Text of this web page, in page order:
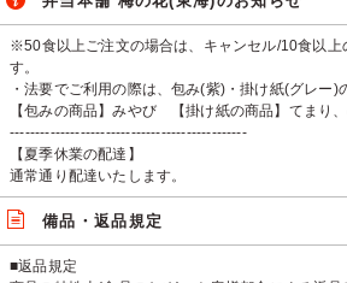
※50食以上ご注文の場合は、キャンセル/10食以上
す。
・法要でご利用の際は、包み(紫)・掛け紙(グレー
【包みの商品】みやび 【掛け紙の商品】てまり
-----------------------------------------------
【夏季休業の配達】
通常通り配達いたします。
備品・返品規定
■返品規定